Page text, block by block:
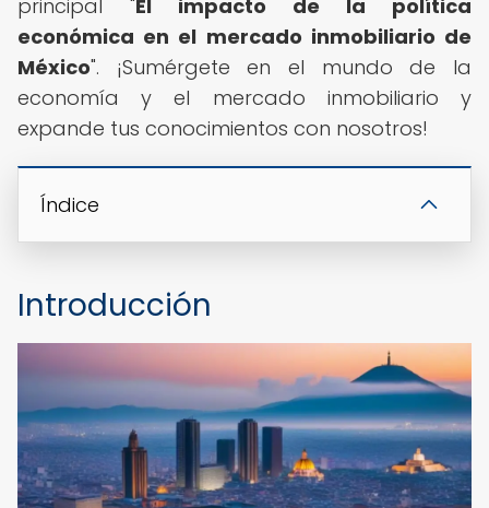
principal "El impacto de la política
económica en el mercado inmobiliario de
México". ¡Sumérgete en el mundo de la
economía y el mercado inmobiliario y
expande tus conocimientos con nosotros!
Índice
Introducción